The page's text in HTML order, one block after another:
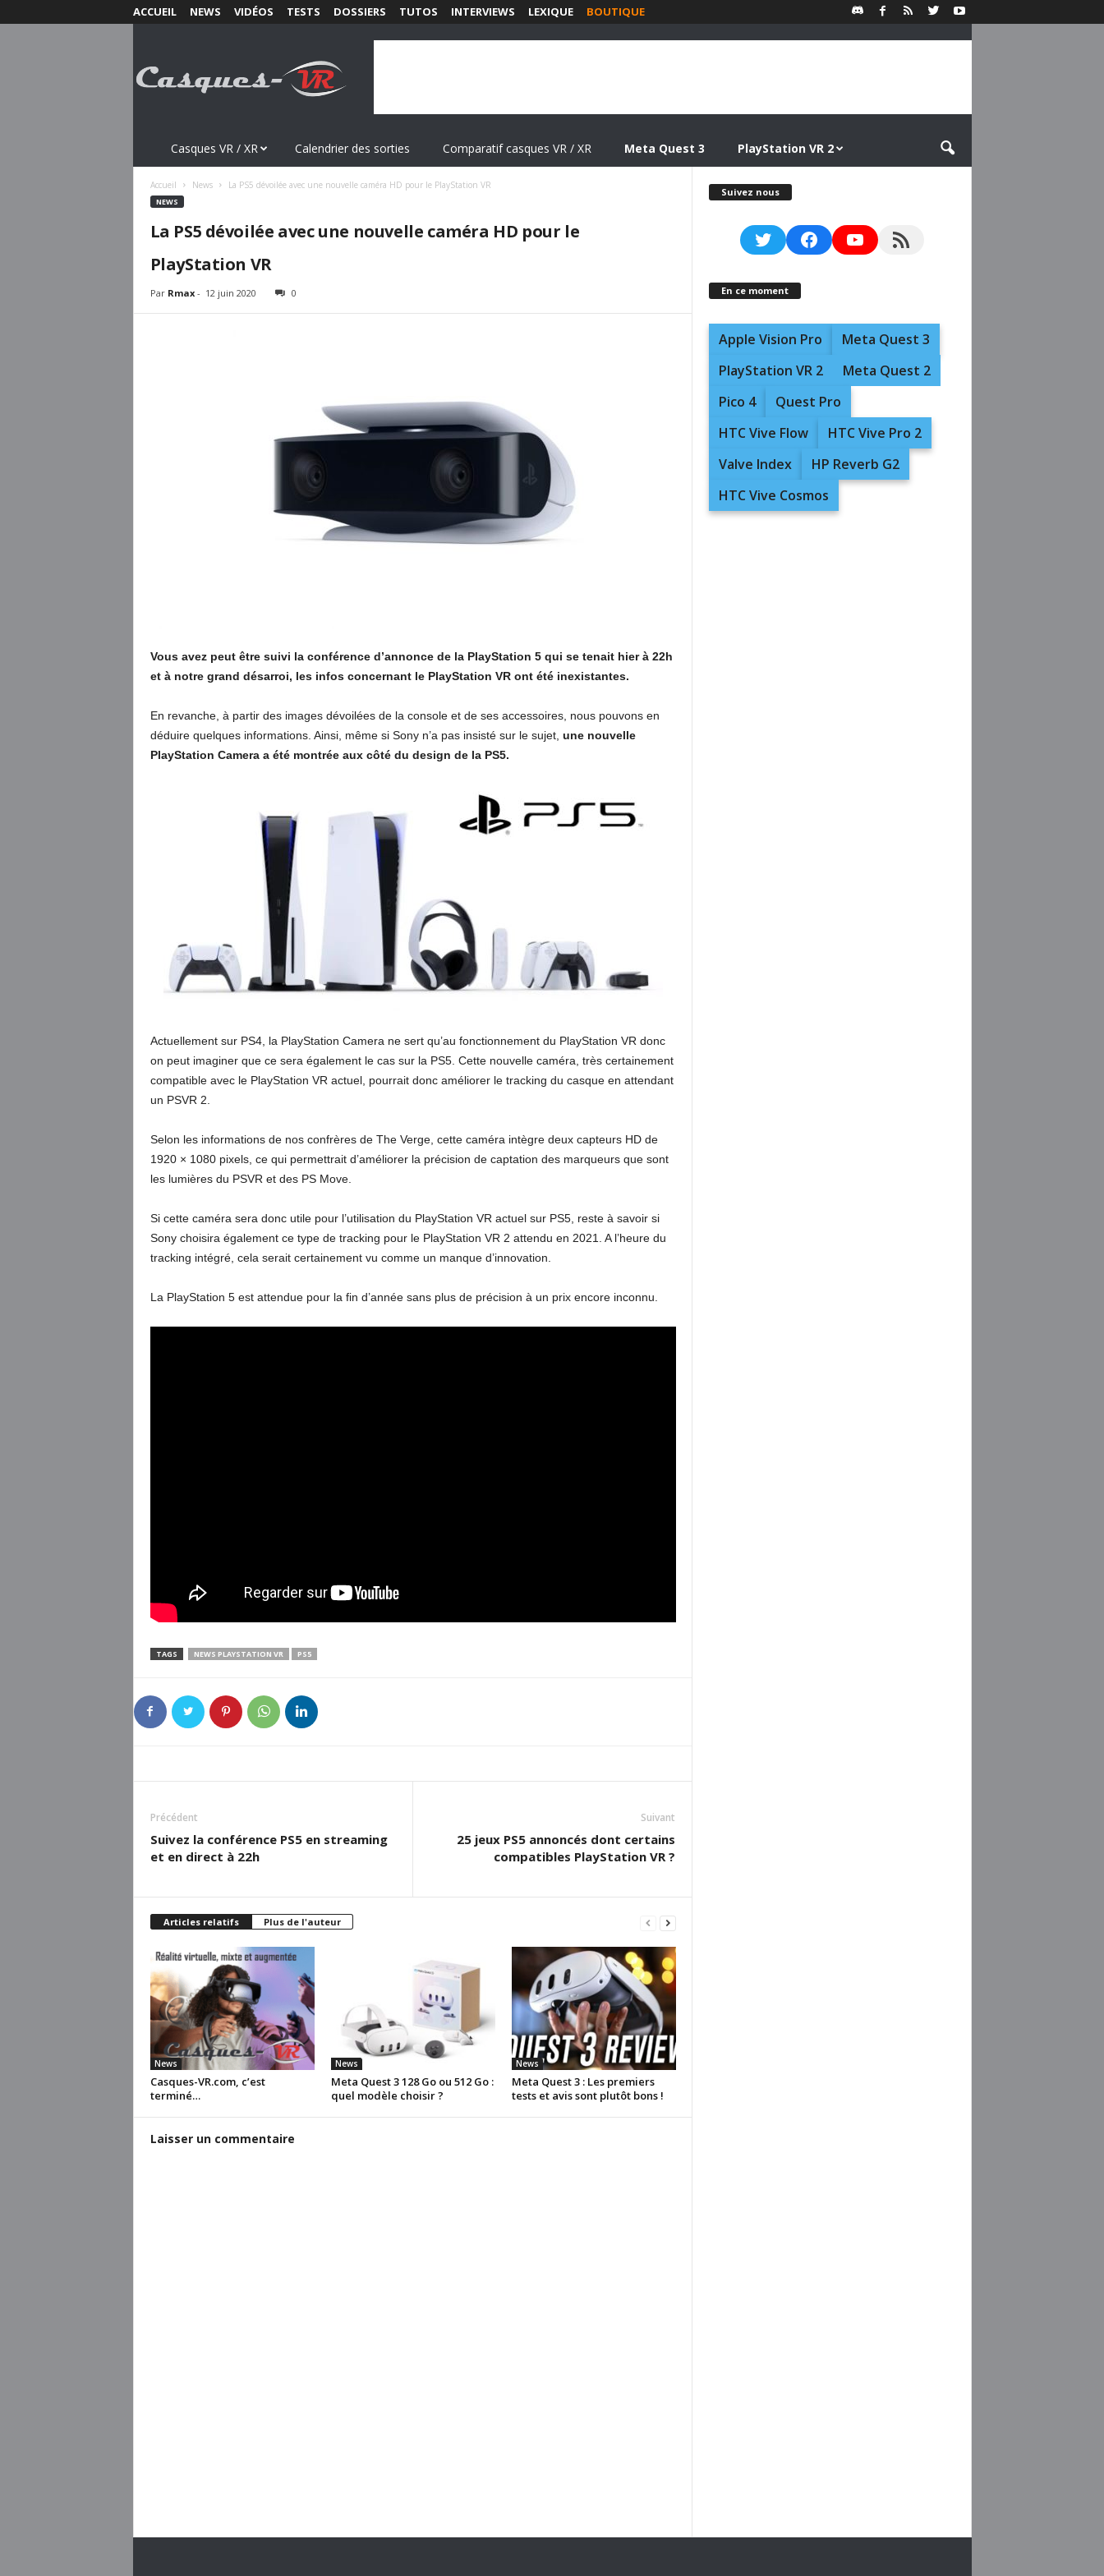
ACCUEIL NEWS VIDÉOS TESTS DOSSIERS TUTOS INTERVIEWS LEXIQUE BOUTIQUE
s
Casques VR / XR Calendrier des sorties Comparatif casques VR / XR Meta Quest 3 PlayStation VR 2
Accueil News La PS5 dévoilée avec une nouvelle caméra HD pour le PlayStation VR
NEWS
La PS5 dévoilée avec une nouvelle caméra HD pour le
PlayStation VR
Par Rmax- 12 juin 2020 0
Vous avez peut être suivi la conférence d’annonce de la PlayStation 5 qui se tenait hier à 22h
et à notre grand désarroi, les infos concernant le PlayStation VR ont été inexistantes.
En revanche, à partir des images dévoilées de la console et de ses accessoires, nous pouvons en
déduire quelques informations. Ainsi, même si Sony n’a pas insisté sur le sujet, une nouvelle
PlayStation Camera a été montrée aux côté du design de la PS5.
Actuellement sur PS4, la PlayStation Camera ne sert qu’au fonctionnement du PlayStation VR donc
on peut imaginer que ce sera également le cas sur la PS5. Cette nouvelle caméra, très certainement
compatible avec le PlayStation VR actuel, pourrait donc améliorer le tracking du casque en attendant
un PSVR 2.
Selon les informations de nos confrères de The Verge, cette caméra intègre deux capteurs HD de
1920 × 1080 pixels, ce qui permettrait d’améliorer la précision de captation des marqueurs que sont
les lumières du PSVR et des PS Move.
Si cette caméra sera donc utile pour l’utilisation du PlayStation VR actuel sur PS5, reste à savoir si
Sony choisira également ce type de tracking pour le PlayStation VR 2 attendu en 2021. A l’heure du
tracking intégré, cela serait certainement vu comme un manque d’innovation.
La PlayStation 5 est attendue pour la fin d’année sans plus de précision à un prix encore inconnu.
TAGS NEWS PLAYSTATION VR PS5
Précédent
Suivez la conférence PS5 en streaming
et en direct à 22h
Suivant
25 jeux PS5 annoncés dont certains
compatibles PlayStation VR ?
Articles relatifs Plus de l'auteur
News
Casques-VR.com, c’est
terminé…
News
Meta Quest 3 128 Go ou 512 Go :
quel modèle choisir ?
News
Meta Quest 3 : Les premiers
tests et avis sont plutôt bons !
Laisser un commentaire
Suivez nous
TwitterFacebookYouTubeRSS Feed
En ce moment
Apple Vision Pro
Meta Quest 3
PlayStation VR 2
Meta Quest 2
Pico 4
Quest Pro
HTC Vive Flow
HTC Vive Pro 2
Valve Index
HP Reverb G2
HTC Vive Cosmos